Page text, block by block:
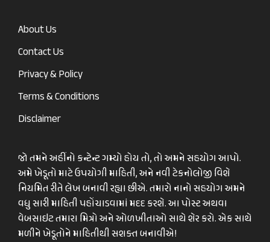
About Us
Contact Us
Privacy & Policy
Terms & Conditions
Disclaimer
જો તમને અહીંનો કન્ટેન્ટ ગમ્યો હોય તો, તો અમને સહયોગ આપો.
અમે ખેડૂતો માટે ઉપયોગી માહિતી, અને નવી ટેકનોલોજી વિશે
નિયમિત રીતે લેખ બનાવી રહ્યા છીએ. તમારો નાનો સહયોગ અમને
વધુ સારી માહિતી પહોંચાડવામાં મદદ કરશે. આ પોસ્ટ અથવા
વેબસાઇટ તમારા મિત્રો અને ઓળખીતાઓ સાથે શેર કરો. એક સાથે
મળીને ખેડૂતોને માહિતીથી સશક્ત બનાવીએ!